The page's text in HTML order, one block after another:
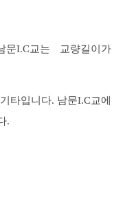
I.C교는 교량길이가
타입니다. 남문I.C교에
.